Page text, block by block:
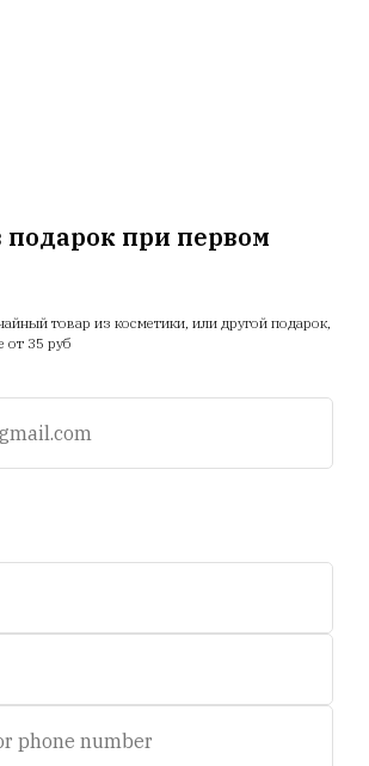
при первом
товар из косметики, или другой подарок,
от 35 рубОтзывы
25 794 81 89